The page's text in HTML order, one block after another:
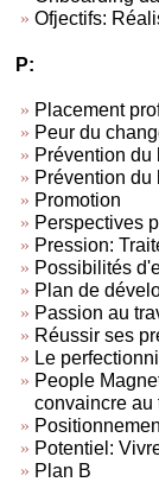
Ofjectifs:
P:
Placement
Peur du
Prévention du
Prévention du
Promotion
Perspectives
Pression:
Possibilités
Plan de
Passion au
Réussir ses
Le
People
convaincre au
Potentiel:
Plan B